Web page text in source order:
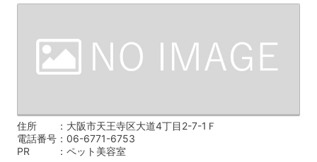
住所
大阪市天王寺区大道4丁目2-7-1Ｆ
電話番号
06-6771-6753
PR
ペット美容室